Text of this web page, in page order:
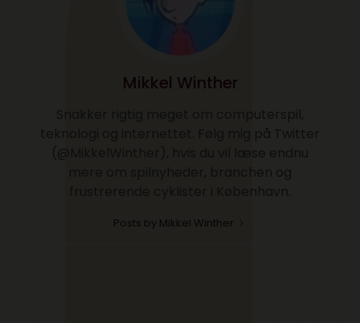
Mikkel Winther
Posts by Mikkel Winther